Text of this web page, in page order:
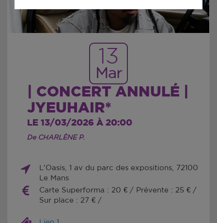
13
Mar
| CONCERT ANNULÉ |
JYEUHAIR*
LE 13/03/2026 À 20:00
De CHARLÈNE P.
L'Oasis, 1 av du parc des expositions, 72100
Le Mans
Carte Superforma : 20 € / Prévente : 25 € /
Sur place : 27 € /